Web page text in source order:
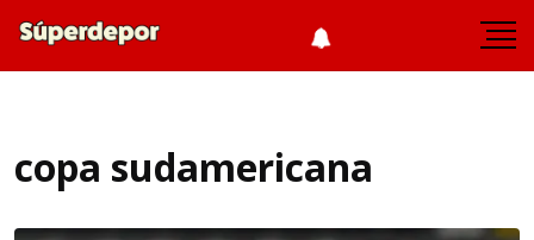
copa sudamericana